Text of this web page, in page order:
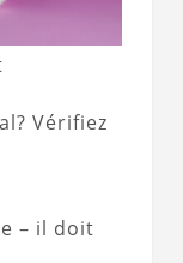
Vérifiez
– il doit